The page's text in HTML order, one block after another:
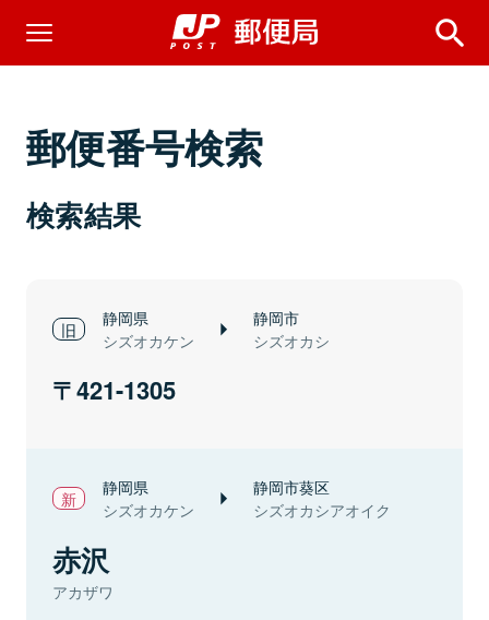
郵便番号検索
検索結果
静岡県
シズオカケン
静岡市
シズオカシ
421-1305
静岡県
シズオカケン
静岡市葵区
シズオカシアオイク
赤沢
アカザワ